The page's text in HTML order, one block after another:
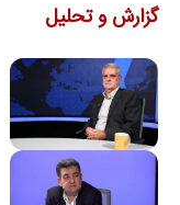
گزارش و تحلیل